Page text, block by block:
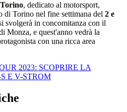
, dedicato al motorsport,
di Torino nel fine settimana del 2 e
svolgerà in concomitanza con il
Monza, e quest'anno vedrà la
con una ricca area
2023: SCOPRIRE LA
E V-STROM